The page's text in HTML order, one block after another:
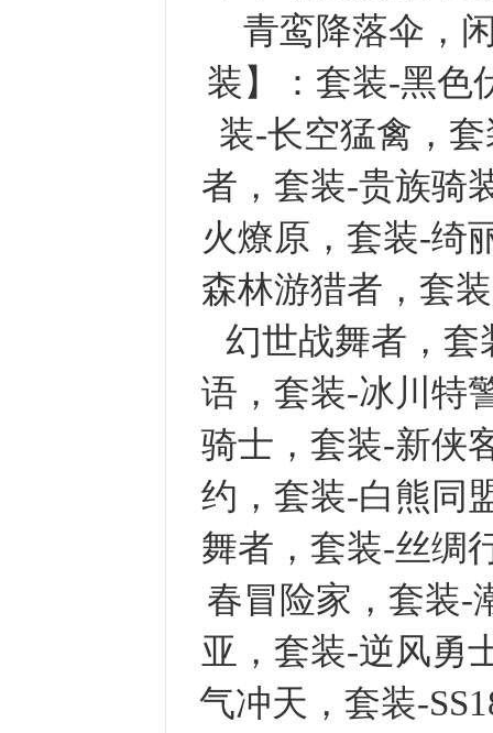
青鸾降落伞，
装】：套装-黑色
装-长空猛禽，
者，套装-贵族骑
火燎原，套装-绮
森林游猎者，套
幻世战舞者，
语，套装-冰川特
骑士，套装-新侠
约，套装-白熊同
舞者，套装-丝绸
春冒险家，套装-
亚，套装-逆风勇
气冲天，套装-